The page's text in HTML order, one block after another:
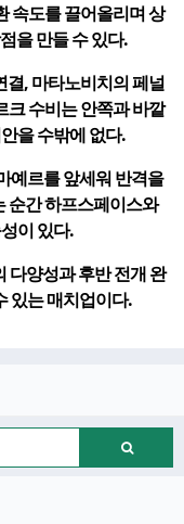
속도를 끌어올리며 상
을 만들 수 있다.
결, 마타노비치의 페널
크 수비는 안쪽과 바깥
을 수밖에 없다.
예르를 앞세워 반격을
순간 하프스페이스와
이 있다.
다양성과 후반 전개 완
있는 매치업이다.